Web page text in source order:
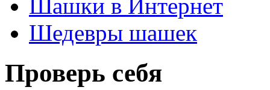
Шашки в Интернет
Шедевры шашек
Проверь себя